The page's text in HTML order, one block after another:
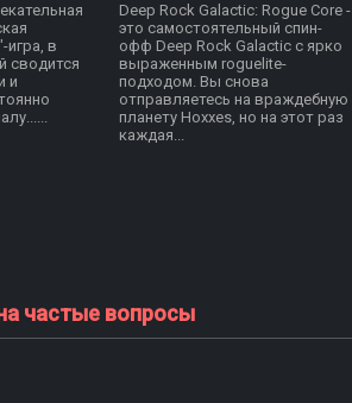
игра, в
сводится
и
Deep Rock Galactic: Rogue Core -
это самостоятельный спин-
офф Deep Rock Galactic с ярко
выраженным roguelite-
подходом. Вы снова
отправляетесь на враждебную
планету Hoxxes, но на этот раз
каждая...
частые вопросы